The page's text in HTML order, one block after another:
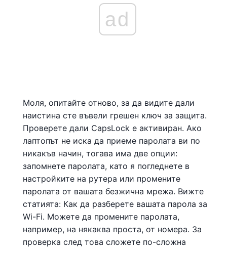
ad
Моля, опитайте отново, за да видите дали
наистина сте въвели грешен ключ за защита.
Проверете дали CapsLock е активиран. Ако
лаптопът не иска да приеме паролата ви по
никакъв начин, тогава има две опции:
запомнете паролата, като я погледнете в
настройките на рутера или промените
паролата от вашата безжична мрежа. Вижте
статията: Как да разберете вашата парола за
Wi-Fi. Можете да промените паролата,
например, на някаква проста, от номера. За
проверка след това сложете по-сложна